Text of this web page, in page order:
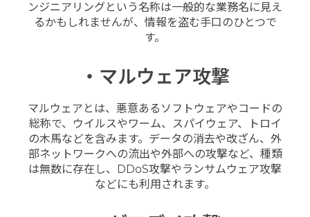
ンジニアリングという名称は一般的な業務名に見え
るかもしれませんが、情報を盗む手口のひとつで
す。
・マルウェア攻撃
マルウェアとは、悪意あるソフトウェアやコードの
総称で、ウイルスやワーム、スパイウェア、トロイ
の木馬などを含みます。データの消去や改ざん、外
部ネットワークへの流出や外部への攻撃など、種類
は無数に存在し、DDoS攻撃やランサムウェア攻撃
などにも利用されます。